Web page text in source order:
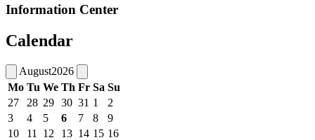
Information Center
Calendar
August2026
Mo Tu We Th Fr Sa Su
27
28 29 30 31 1
2
3
4 5 6 7 8
9
10
11 12 13 14 15 16